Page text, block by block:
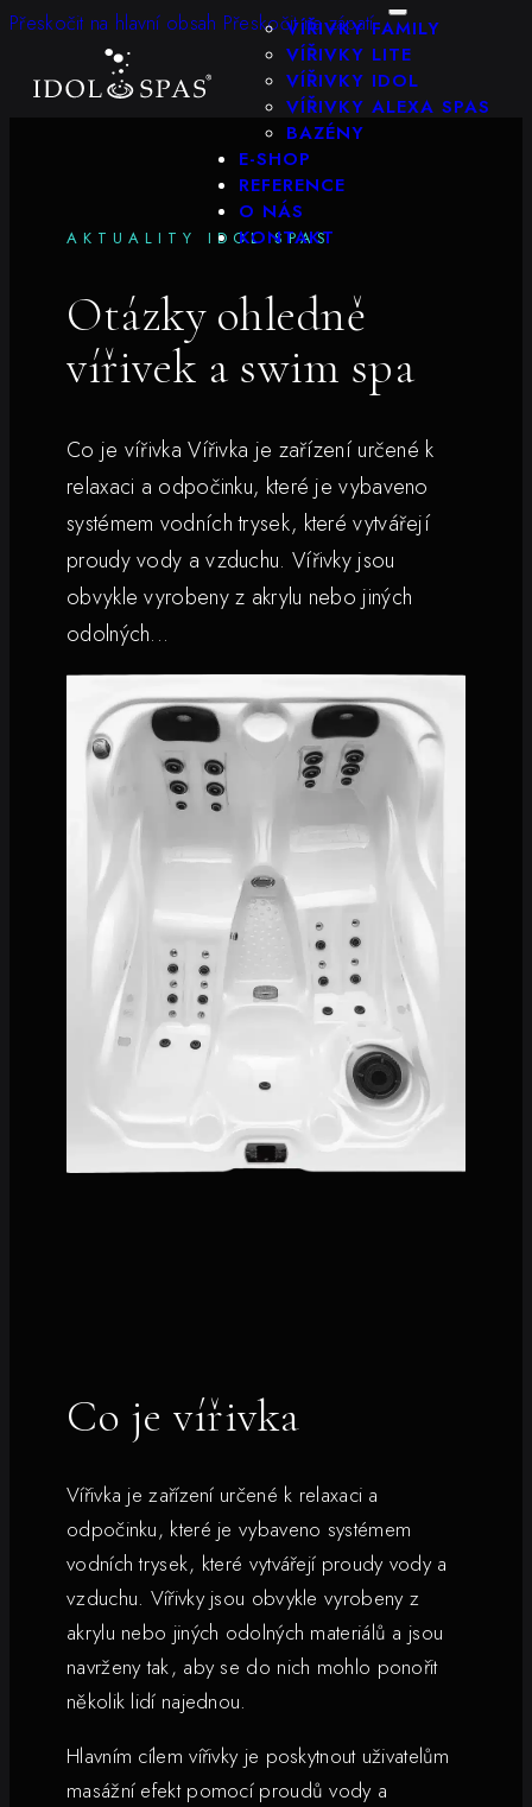
Přeskočit na hlavní obsah Přeskočit na zápatí
VÍŘIVKY FAMILY
VÍŘIVKY LITE
VÍŘIVKY IDOL
VÍŘIVKY ALEXA SPAS
BAZÉNY
E-SHOP
REFERENCE
O NÁS
KONTAKT
AKTUALITY IDOL SPAS
Otázky ohledně
vířivek a swim spa
Co je vířivka Vířivka je zařízení určené k
relaxaci a odpočinku, které je vybaveno
systémem vodních trysek, které vytvářejí
proudy vody a vzduchu. Vířivky jsou
obvykle vyrobeny z akrylu nebo jiných
odolných...
Co je vířivka
Vířivka je zařízení určené k relaxaci a
odpočinku, které je vybaveno systémem
vodních trysek, které vytvářejí proudy vody a
vzduchu. Vířivky jsou obvykle vyrobeny z
akrylu nebo jiných odolných materiálů a jsou
navrženy tak, aby se do nich mohlo ponořit
několik lidí najednou.
Hlavním cílem vířivky je poskytnout uživatelům
masážní efekt pomocí proudů vody a